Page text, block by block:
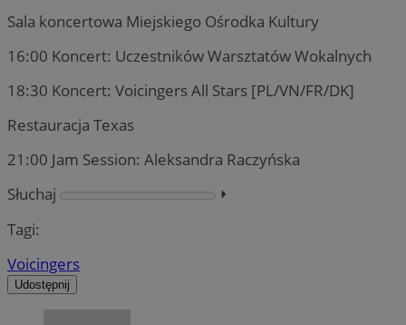
Sala koncertowa Miejskiego Ośrodka Kultury
16:00 Koncert: Uczestników Warsztatów Wokalnych
18:30 Koncert: Voicingers All Stars [PL/VN/FR/DK]
Restauracja Texas
21:00 Jam Session: Aleksandra Raczyńska
Słuchaj
⏵︎
Tagi:
Voicingers
Udostępnij